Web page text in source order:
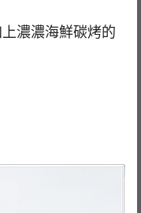
濃濃海鮮碳烤的